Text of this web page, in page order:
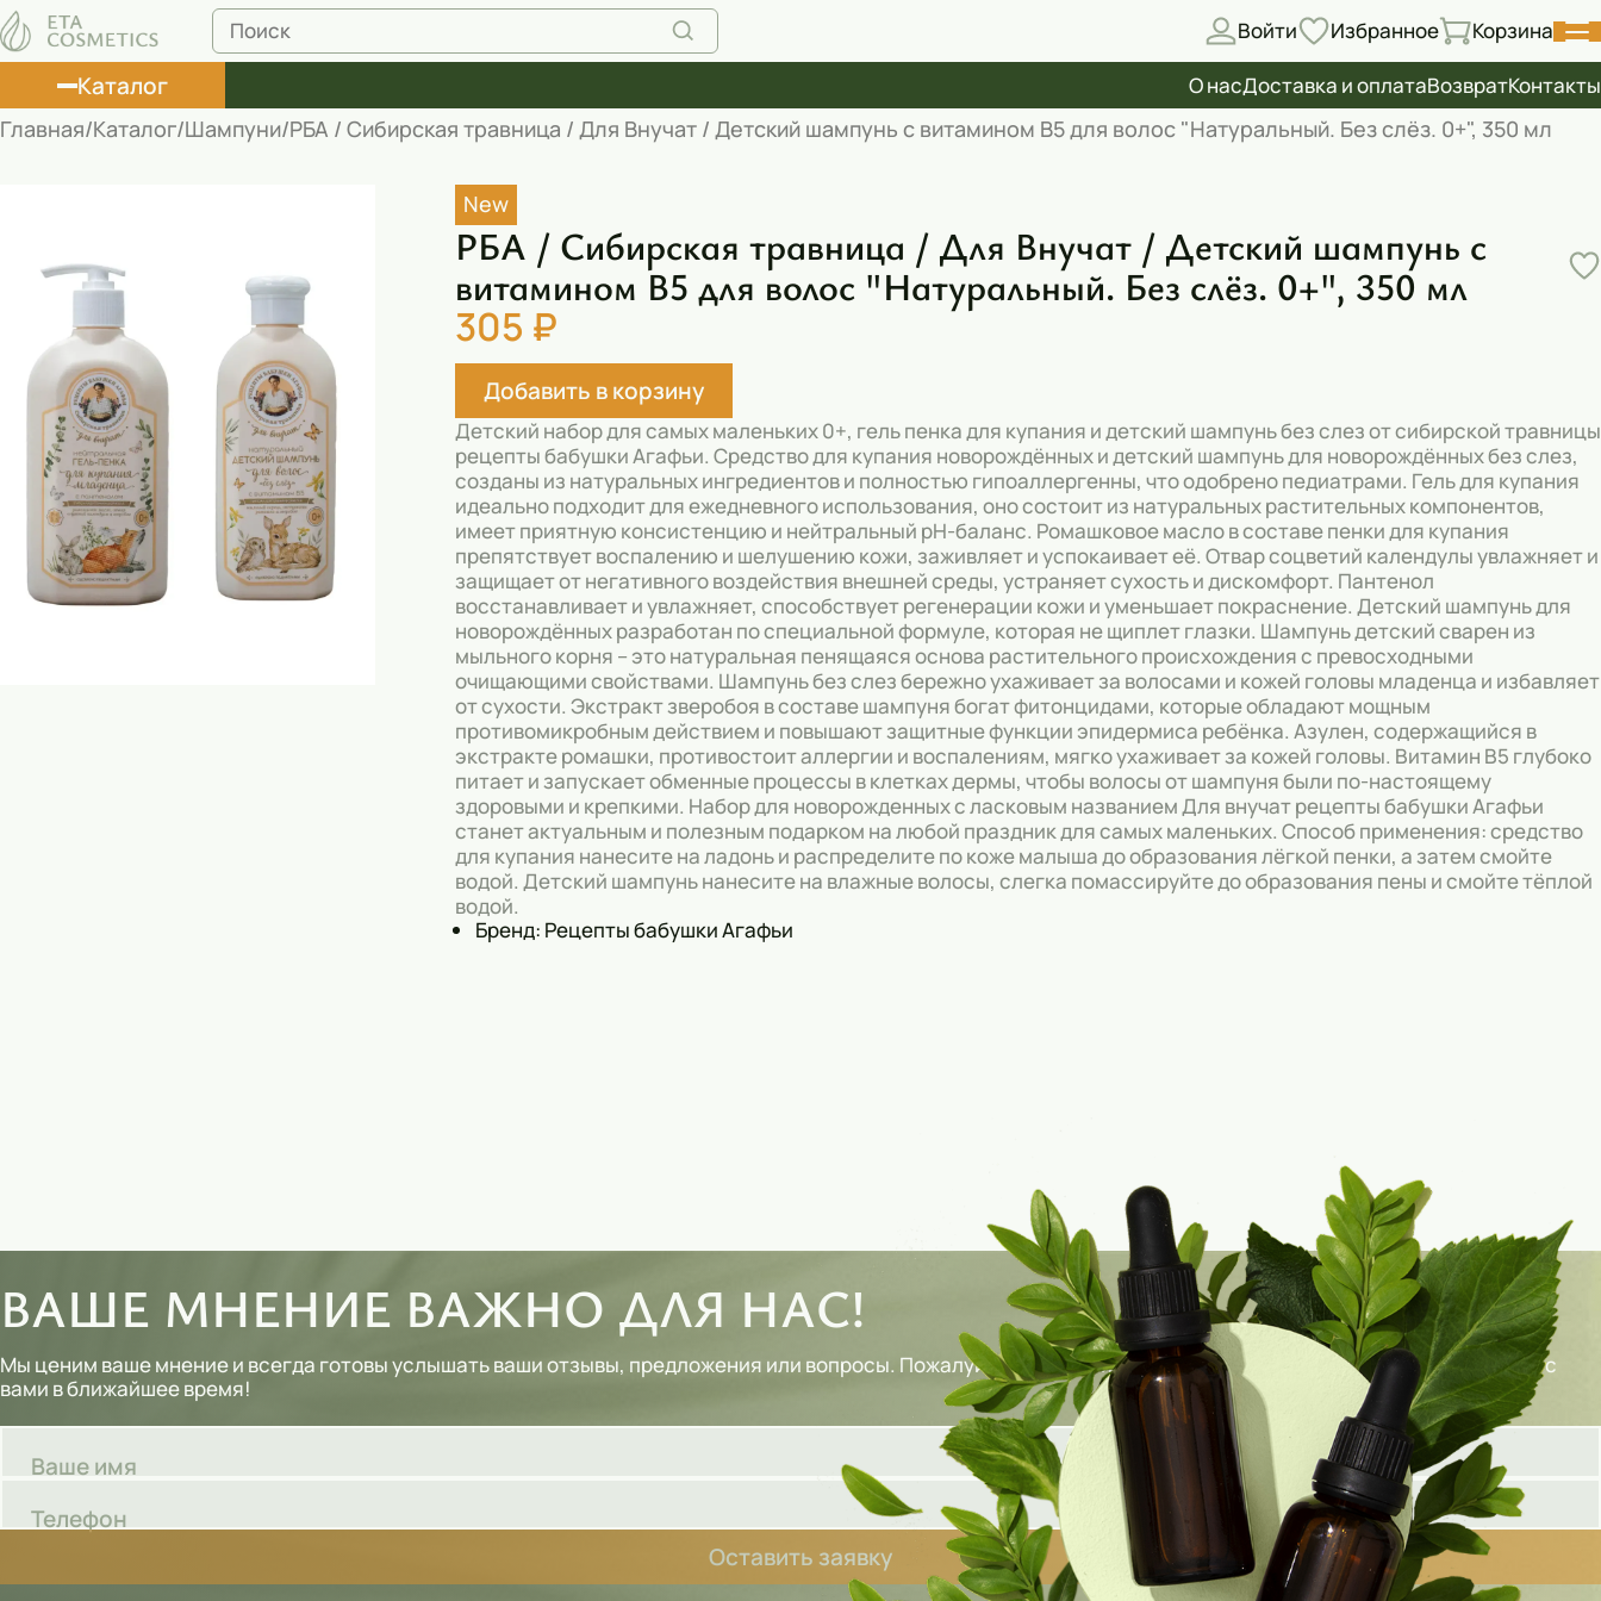
Войти Избранное Корзина
Каталог О насДоставка и оплатаВозвратКонтакты
Корректоры
Маски косметические
Муссы
Масла
Пена для ванны
Румяна
Скрабы
Блески
Сыворотки
Спреи для уборки
Мыло
Главная Каталог Шампуни РБА / Сибирская травница / Для Внучат / Детский шампунь с витамином В5 для волос "Натуральный. Без слёз. 0+", 350 мл
New
РБА / Сибирская травница / Для Внучат / Детский шампунь с
витамином В5 для волос "Натуральный. Без слёз. 0+", 350 мл
305 ₽
Добавить в корзину
Детский набор для самых маленьких 0+, гель пенка для купания и детский шампунь без слез от сибирской травницы
рецепты бабушки Агафьи. Средство для купания новорождённых и детский шампунь для новорождённых без слез,
созданы из натуральных ингредиентов и полностью гипоаллергенны, что одобрено педиатрами. Гель для купания
идеально подходит для ежедневного использования, оно состоит из натуральных растительных компонентов,
имеет приятную консистенцию и нейтральный pH-баланс. Ромашковое масло в составе пенки для купания
препятствует воспалению и шелушению кожи, заживляет и успокаивает её. Отвар соцветий календулы увлажняет и
защищает от негативного воздействия внешней среды, устраняет сухость и дискомфорт. Пантенол
восстанавливает и увлажняет, способствует регенерации кожи и уменьшает покраснение. Детский шампунь для
новорождённых разработан по специальной формуле, которая не щиплет глазки. Шампунь детский сварен из
мыльного корня – это натуральная пенящаяся основа растительного происхождения с превосходными
очищающими свойствами. Шампунь без слез бережно ухаживает за волосами и кожей головы младенца и избавляет
от сухости. Экстракт зверобоя в составе шампуня богат фитонцидами, которые обладают мощным
противомикробным действием и повышают защитные функции эпидермиса ребёнка. Азулен, содержащийся в
экстракте ромашки, противостоит аллергии и воспалениям, мягко ухаживает за кожей головы. Витамин В5 глубоко
питает и запускает обменные процессы в клетках дермы, чтобы волосы от шампуня были по-настоящему
здоровыми и крепкими. Набор для новорожденных с ласковым названием Для внучат рецепты бабушки Агафьи
станет актуальным и полезным подарком на любой праздник для самых маленьких. Способ применения: средство
для купания нанесите на ладонь и распределите по коже малыша до образования лёгкой пенки, а затем смойте
водой. Детский шампунь нанесите на влажные волосы, слегка помассируйте до образования пены и смойте тёплой
водой.
Бренд: Рецепты бабушки Агафьи
ВАШЕ МНЕНИЕ ВАЖНО ДЛЯ НАС!
Мы ценим ваше мнение и всегда готовы услышать ваши отзывы, предложения или вопросы. Пожалуйста, заполните форму ниже, и наш специалист свяжется с
вами в ближайшее время!
Ваше имя
Телефон
Оставить заявку